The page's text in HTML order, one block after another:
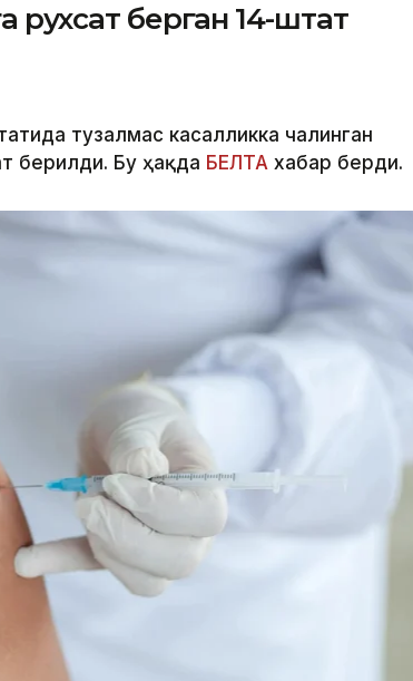
рухсат берган 14-штат
тузалмас касалликка чалинган
берилди. Бу ҳақда БЕЛТА хабар берди.